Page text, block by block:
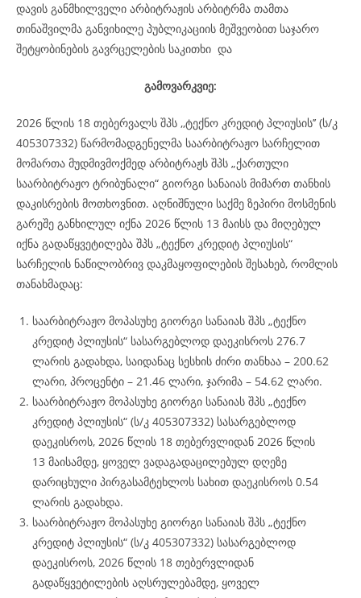
დავის განმხილველი არბიტრაჟის არბიტრმა თამთა
თინაშვილმა განვიხილე პუბლიკაციის მეშვეობით საჯარო
შეტყობინების გავრცელების საკითხი და
გამოვარკვიე:
2026 წლის 18 თებერვალს შპს ,,ტექნო კრედიტ პლიუსის’’ (ს/კ
405307332) წარმომადგენელმა საარბიტრაჟო სარჩელით
მომართა მუდმივმოქმედ არბიტრაჟს შპს „ქართული
საარბიტრაჟო ტრიბუნალი“ გიორგი სანაიას მიმართ თანხის
დაკისრების მოთხოვნით. აღნიშნული საქმე ზეპირი მოსმენის
გარეშე განხილულ იქნა 2026 წლის 13 მაისს და მიღებულ
იქნა გადაწყვეტილება შპს „ტექნო კრედიტ პლიუსის“
სარჩელის ნაწილობრივ დაკმაყოფილების შესახებ, რომლის
თანახმადაც:
საარბიტრაჟო მოპასუხე გიორგი სანაიას შპს „ტექნო
კრედიტ პლიუსის“ სასარგებლოდ დაეკისროს 276.7
ლარის გადახდა, საიდანაც სესხის ძირი თანხაა – 200.62
ლარი, პროცენტი – 21.46 ლარი, ჯარიმა – 54.62 ლარი.
საარბიტრაჟო მოპასუხე გიორგი სანაიას შპს „ტექნო
კრედიტ პლიუსის“ (ს/კ 405307332) სასარგებლოდ
დაეკისროს, 2026 წლის 18 თებერვლიდან 2026 წლის
13 მაისამდე, ყოველ ვადაგადაცილებულ დღეზე
დარიცხული პირგასამტეხლოს სახით დაეკისროს 0.54
ლარის გადახდა.
საარბიტრაჟო მოპასუხე გიორგი სანაიას შპს „ტექნო
კრედიტ პლიუსის“ (ს/კ 405307332) სასარგებლოდ
დაეკისროს, 2026 წლის 18 თებერვლიდან
გადაწყვეტილების აღსრულებამდე, ყოველ